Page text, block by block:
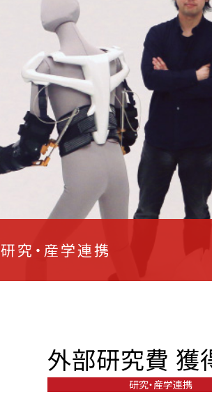
研究・産学連携
外部研究費 獲
研究・産学連携